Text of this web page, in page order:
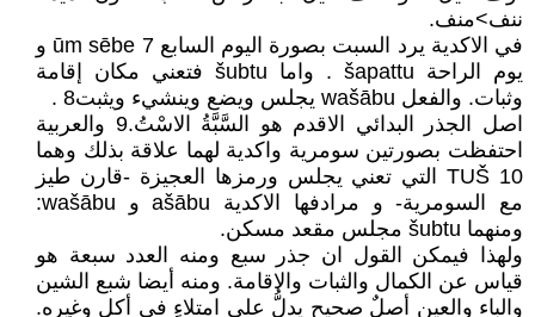
ننف>منف.
في الاكدية يرد السبت بصورة اليوم السابع ūm sēbe 7 و
يوم الراحة šapattu . واما šubtu فتعني مكان إقامة
وثبات. والفعل wašābu يجلس ويضع وينشيء ويثبت8 .
اصل الجذر البدائي الاقدم هو السَّبَّةُ الاسْتُ.9 والعربية
احتفظت بصورتين سومرية واكدية لهما علاقة بذلك وهما
TUŠ 10 التي تعني يجلس ورمزها العجيزة -قارن طيز
مع السومرية- و مرادفها الاكدية ašābu و wašābu:
ومنهما šubtu مجلس مقعد مسكن.
ولهذا فيمكن القول ان جذر سبع ومنه العدد سبعة هو
قياس عن الكمال والثبات والاقامة. ومنه أيضا شبع الشين
والباء والعين أصلٌ صحيح يدلُّ على امتلاءٍ في أكل وغيره.